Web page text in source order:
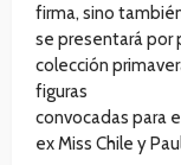
firma, sino
se presentará por
colección
figuras
convocadas para
ex Miss Chile y